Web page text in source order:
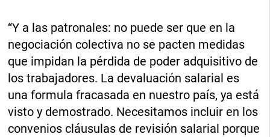
“Y a las patronales: no puede ser que en la
negociación colectiva no se pacten medidas
que impidan la pérdida de poder adquisitivo de
los trabajadores. La devaluación salarial es
una formula fracasada en nuestro país, ya está
visto y demostrado. Necesitamos incluir en los
convenios cláusulas de revisión salarial porque